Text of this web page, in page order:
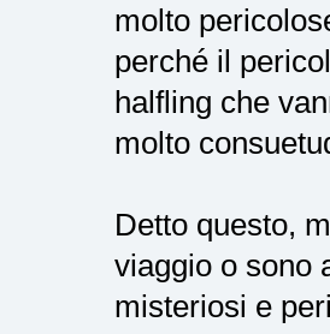
molto
perché il
halfling che
molto
Detto questo,
viaggio o sono
misteriosi e